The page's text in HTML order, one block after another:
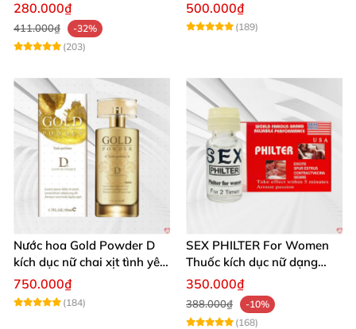
280.000₫
411.000₫
-32%
(203)
nữ
500.000₫
(189)
Nước hoa Gold Powder D
kích dục nữ chai xịt tình yêu
cao cấp chính hãng
750.000₫
(184)
SEX PHILTER For Women
Thuốc kích dục nữ dạng
nước chính hãng Mỹ tốt
350.000₫
388.000₫
-10%
(168)